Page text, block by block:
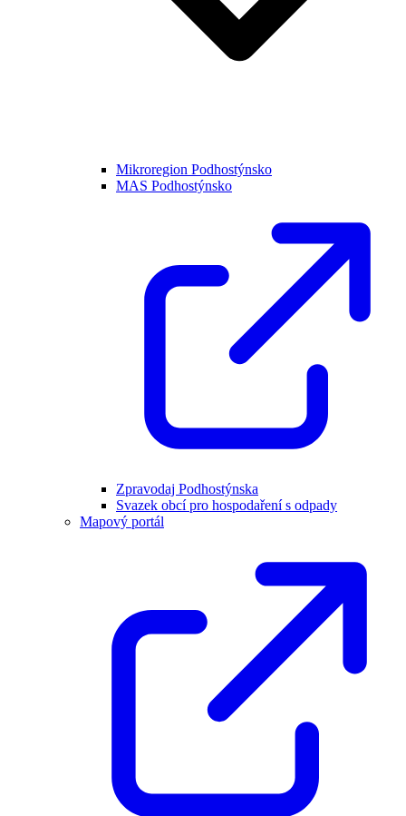
Mikroregion Podhostýnsko
MAS Podhostýnsko
Zpravodaj Podhostýnska
Svazek obcí pro hospodaření s odpady
Mapový portál